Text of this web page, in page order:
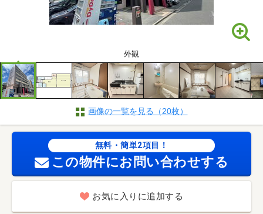
外観
画像の一覧を見る（20枚）
無料・簡単2項目！
この物件にお問い合わせする
お気に入りに追加する